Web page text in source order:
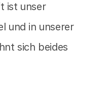
ist unser
und in unserer
sich beides